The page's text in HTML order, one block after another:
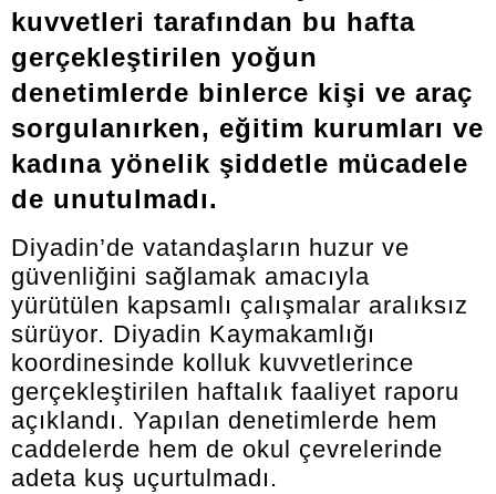
kuvvetleri tarafından bu hafta
gerçekleştirilen yoğun
denetimlerde binlerce kişi ve araç
sorgulanırken, eğitim kurumları ve
kadına yönelik şiddetle mücadele
de unutulmadı.
Diyadin’de vatandaşların huzur ve
güvenliğini sağlamak amacıyla
yürütülen kapsamlı çalışmalar aralıksız
sürüyor. Diyadin Kaymakamlığı
koordinesinde kolluk kuvvetlerince
gerçekleştirilen haftalık faaliyet raporu
açıklandı. Yapılan denetimlerde hem
caddelerde hem de okul çevrelerinde
adeta kuş uçurtulmadı.